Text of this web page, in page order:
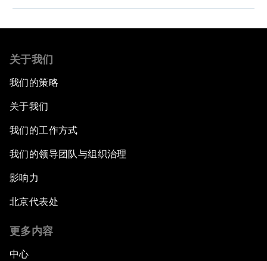
关于我们
我们的策略
关于我们
我们的工作方式
我们的领导团队与组织治理
影响力
北京代表处
更多内容
中心